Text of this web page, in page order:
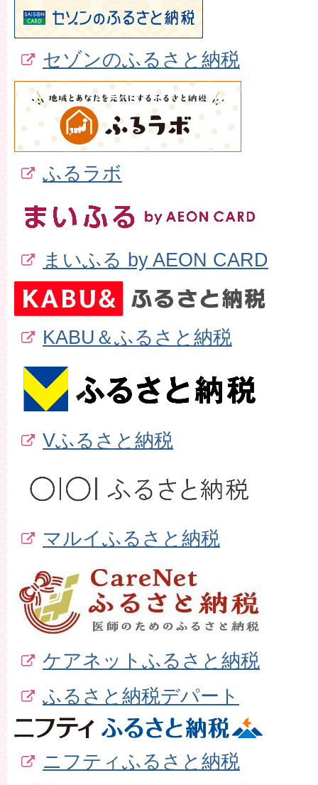
セゾンのふるさと納税
ふるラボ
まいふる by AEON CARD
KABU＆ふるさと納税
Vふるさと納税
マルイふるさと納税
ケアネットふるさと納税
ふるさと納税デパート
ニフティふるさと納税